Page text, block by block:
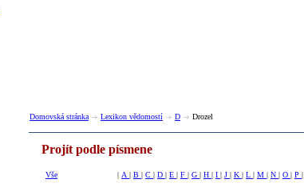
Domovská stránka Lexikon vědomostí D Drozel
Projít podle písmene
Vše | A | B | C | D | E | F | G | H | I | J | K | L | M | N | O | P |